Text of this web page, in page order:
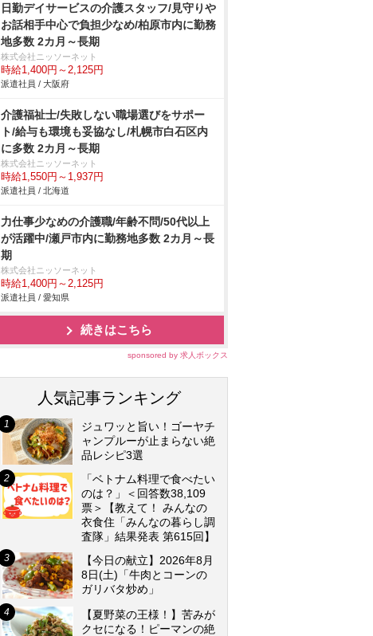
日勤デイサービスの介護スタッフ/見守り
お話相手中心で負担少なめ/柏原市内に勤務
地多数 2カ月～長期
株式会社ニッソーネット
時給1,400円～2,125円
派遣社員 / 大阪府
介護福祉士/失敗しない職場選びをサポー
ト/給与も環境も妥協なし/札幌市白石区内
に多数 2カ月～長期
株式会社ニッソーネット
時給1,550円～1,937円
派遣社員 / 北海道
力仕事少なめの介護職/年齢不問/50代以上
が活躍中/瀬戸市内に勤務地多数 2カ月～長
期
株式会社ニッソーネット
時給1,400円～2,125円
派遣社員 / 愛知県
続きはこちら
sponsored by 求人ボックス
人気記事ランキング
ジュワッと旨い！ゴーヤチ
ャンプルーが止まらない絶
品レシピ3選
「ベトナム料理で食べたい
のは？」＜回答数38,109
票＞【教えて！ みんなの
衣食住「みんなの暮らし調
査隊」結果発表 第615回】
【今日の献立】2026年8月
8日(土)「牛肉とコーンの
ガリバタ炒め」
【夏野菜の王様！】苦みが
クセになる！ピーマンの絶